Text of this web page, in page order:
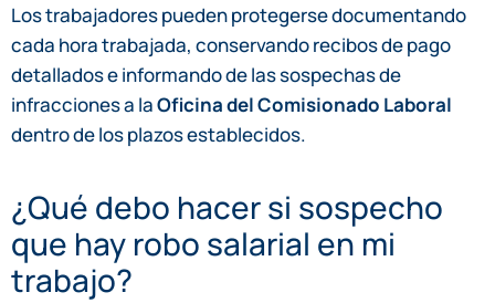
Los trabajadores pueden protegerse documentando
cada hora trabajada, conservando recibos de pago
detallados e informando de las sospechas de
infracciones a laOficina del Comisionado Laboral
dentro de los plazos establecidos.
¿Qué debo hacer si sospecho
que hay robo salarial en mi
trabajo?